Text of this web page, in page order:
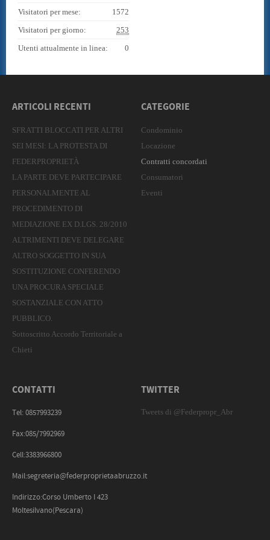
1572
Visitatori per mese:
253
Visitatori per giorno:
0
Utenti attualmente in linea:
ARTICOLI RECENTI
SFRATTI BLOCCATI PER ALTRI
SEI MESI: LA PROTESTA DI
FEDERPROPRIETÀ
LA PARTE DEVE PARTECIPARE
PERSONALMENTE AL
PROCEDIMENTO DI
MEDIAZIONE EX D.LGS. 28/2010
ALTRIMENTI DEVE DELEGARE
ALTRO SOGGETTO IN SUA
SOSTITUZIONE CONFERENDO
UNA PROCURA SPECIALE
SOSTANZIALE CON ATTO
PUBBLICO.
Sottoscritto Accordo Territoriale a
Chieti
CATEGORIE
Condominio
Locazione
Contratti concordati
Consumatori
Eventi
CONTATTI
Tel: 0857993239
Fax:085/7992969
Cell:3383966800
Mail:segreteria@federproprietaabruzzo.it
Indirizzo:Corso Umberto I 423
Moltesilvano(Pescara)
TWITTER
Tweets di @Federpropr_Abr